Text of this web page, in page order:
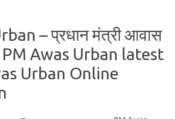
– प्रधान मंत्री आवास
PM Awas Urban latest
Urban Online